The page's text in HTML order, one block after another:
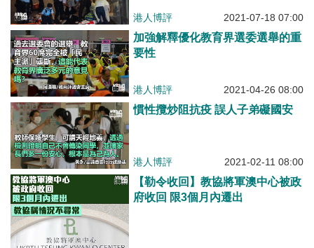
港人博評 2021-07-18 07:00
加強解釋優化教育界選委選舉的重
要性
港人博評 2021-04-26 08:00
慣性攬炒阻抗疫 誤人子弟礙國安
港人博評 2021-02-11 08:00
【勒令收回】教協將軍澳中心被政
府收回 限3個月內遷出